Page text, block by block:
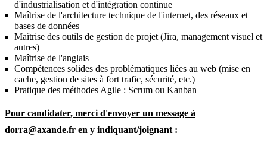
d'industrialisation et d'intégration continue
Maîtrise de l'architecture technique de l'internet, des réseaux et
bases de données
Maîtrise des outils de gestion de projet (Jira, management visuel et
autres)
Maîtrise de l'anglais
Compétences solides des problématiques liées au web (mise en
cache, gestion de sites à fort trafic, sécurité, etc.)
Pratique des méthodes Agile : Scrum ou Kanban
Pour candidater, merci d'envoyer un message à
dorra@axande.fr en y indiquant/joignant :